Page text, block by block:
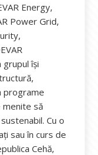
Energy,
Power Grid,
își
programe
menite să
Cu o
sau în curs de
Cehă,